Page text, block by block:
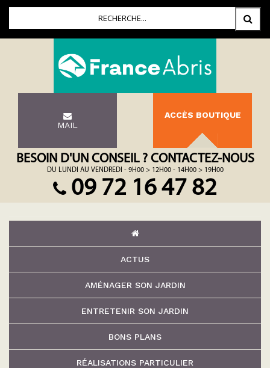
MAIL
ACCÈS BOUTIQUE
BESOIN D'UN CONSEIL ? CONTACTEZ-NOUS
DU LUNDI AU VENDREDI - 9H00 > 12H00 - 14H00 > 19H00
09 72 16 47 82
ACTUS
AMÉNAGER SON JARDIN
ENTRETENIR SON JARDIN
BONS PLANS
RÉALISATIONS PARTICULIER